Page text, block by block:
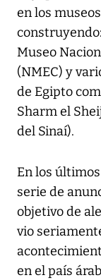
en los
Museo
(NMEC) y
de Egipto
Sharm el
del Sinaí).
En los
serie de
objetivo de
vio
en el país